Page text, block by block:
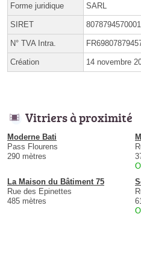
Forme juridique SARL
SIRET
N° TVA Intra.
Création 14 novembre
Vitriers à proximité
Moderne Bati
Pass Flourens
290 mètres
La Maison du Bâtiment 75
Rue des Epinettes
485 mètres